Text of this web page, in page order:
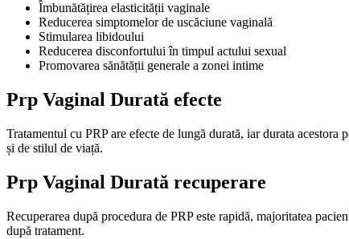
Îmbunătățirea elasticității vaginale
Reducerea simptomelor de uscăciune vaginală
Stimularea libidoului
Reducerea disconfortului în timpul actului sexual
Promovarea sănătății generale a zonei intime
Prp Vaginal Durată efecte
Tratamentul cu PRP are efecte de lungă durată, iar durata
și de stilul de viață.
Prp Vaginal Durată recuperare
Recuperarea după procedura de PRP este rapidă, majoritatea
după tratament.